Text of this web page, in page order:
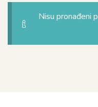
Nisu pronađeni